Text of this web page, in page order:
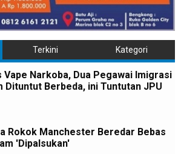
Terkini Kategori
Vape Narkoba, Dua Pegawai Imigrasi
Dituntut Berbeda, ini Tuntutan JPU
Rokok Manchester Beredar Bebas
'Dipalsukan'